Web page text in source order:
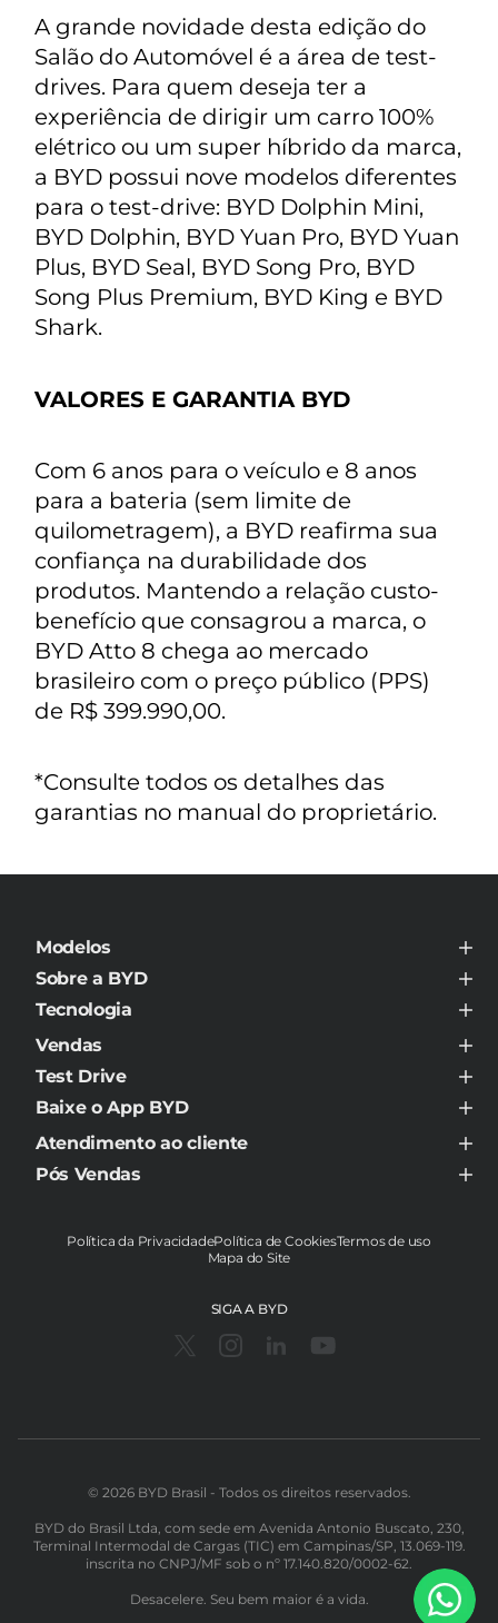
A grande novidade desta edição do
Salão do Automóvel é a área de test-
drives. Para quem deseja ter a
experiência de dirigir um carro 100%
elétrico ou um super híbrido da marca,
a BYD possui nove modelos diferentes
para o test-drive: BYD Dolphin Mini,
BYD Dolphin, BYD Yuan Pro, BYD Yuan
Plus, BYD Seal, BYD Song Pro, BYD
Song Plus Premium, BYD King e BYD
Shark.
VALORES E GARANTIA BYD
Com 6 anos para o veículo e 8 anos
para a bateria (sem limite de
quilometragem), a BYD reafirma sua
confiança na durabilidade dos
produtos. Mantendo a relação custo-
benefício que consagrou a marca, o
BYD Atto 8 chega ao mercado
brasileiro com o preço público (PPS)
de R$ 399.990,00.
*Consulte todos os detalhes das
garantias no manual do proprietário.
Modelos
BYD ATTO 8
BYD DOLPHIN MINI
BYD DOLPHIN
BYD DOLPHIN PLUS
BYD DOLPHIN SE
BYD KING DM-i
BYD SEALION 7
BYD SONG PLUS DM-i
BYD SONG PLUS PREMIUM DM-i
BYD SONG PRO DM-i FLEX
BYD YUAN PRO
Sobre a BYD
Sobre a BYD
Contato
Notícias
Sustentabilidade
Confidencialidade, Compliance e Proteção de Dados
Tecnologia
O que é NEV?
BYD e-Platform 3.0
BYD Bateria Blade
BYD DiSus
BYD Cell to Body
Vendas
Ofertas BYD
Vendas PCD
Condições comerciais
Calculadora de Economia
Corrida de Vantagens Taxi e Aplicativos
Test Drive
Agende agora
Baixe o App BYD
Apple iOS
Atendimento ao cliente
Central de Relacionamento
Perguntas frequentes CRC
Pós Vendas
BYD Assistance
Regulamento Raízen
Política da PrivacidadePolítica de CookiesTermos de uso
Mapa do Site
SIGA A BYD
©️ 2026 BYD Brasil - Todos os direitos reservados.
BYD do Brasil Ltda, com sede em Avenida Antonio Buscato, 230,
Terminal Intermodal de Cargas (TIC) em Campinas/SP, 13.069-119.
inscrita no CNPJ/MF sob o nº 17.140.820/0002-62.
Desacelere. Seu bem maior é a vida.